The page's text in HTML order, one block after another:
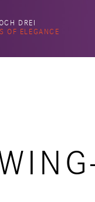
DREI
OF ELEGANCE